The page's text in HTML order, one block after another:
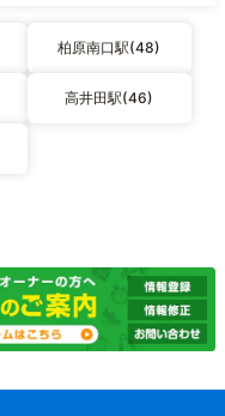
柏原南口駅(48)
高井田駅(46)